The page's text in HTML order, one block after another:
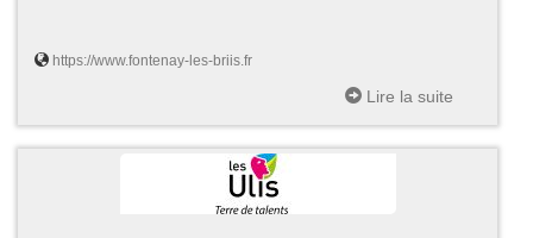
https://www.fontenay-les-briis.fr
Lire la suite